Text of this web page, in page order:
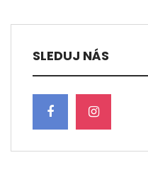
SLEDUJ NÁS